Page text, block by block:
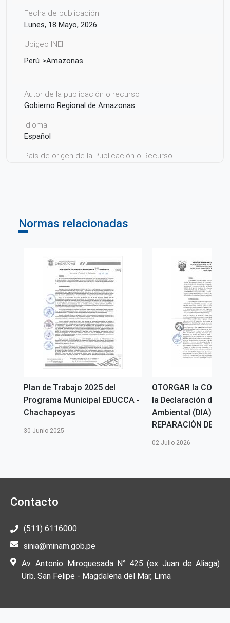
Fecha de publicación
Lunes, 18 Mayo, 2026
Ubigeo INEI
Perú
Amazonas
Autor de la publicación o recurso
Gobierno Regional de Amazonas
Idioma
Español
País de origen de la Publicación o Recurso
Normas relacionadas
Plan de Trabajo 2025 del
Programa Municipal EDUCCA -
Chachapoyas
30 Junio 2025
OTORGAR la
la Declaración de
Ambiental (DIA) del
REPARACIÓN DE
02 Julio 2026
Contacto
(511) 6116000
sinia@minam.gob.pe
Av. Antonio Miroquesada N° 425 (ex Juan de Aliaga)
Urb. San Felipe - Magdalena del Mar, Lima